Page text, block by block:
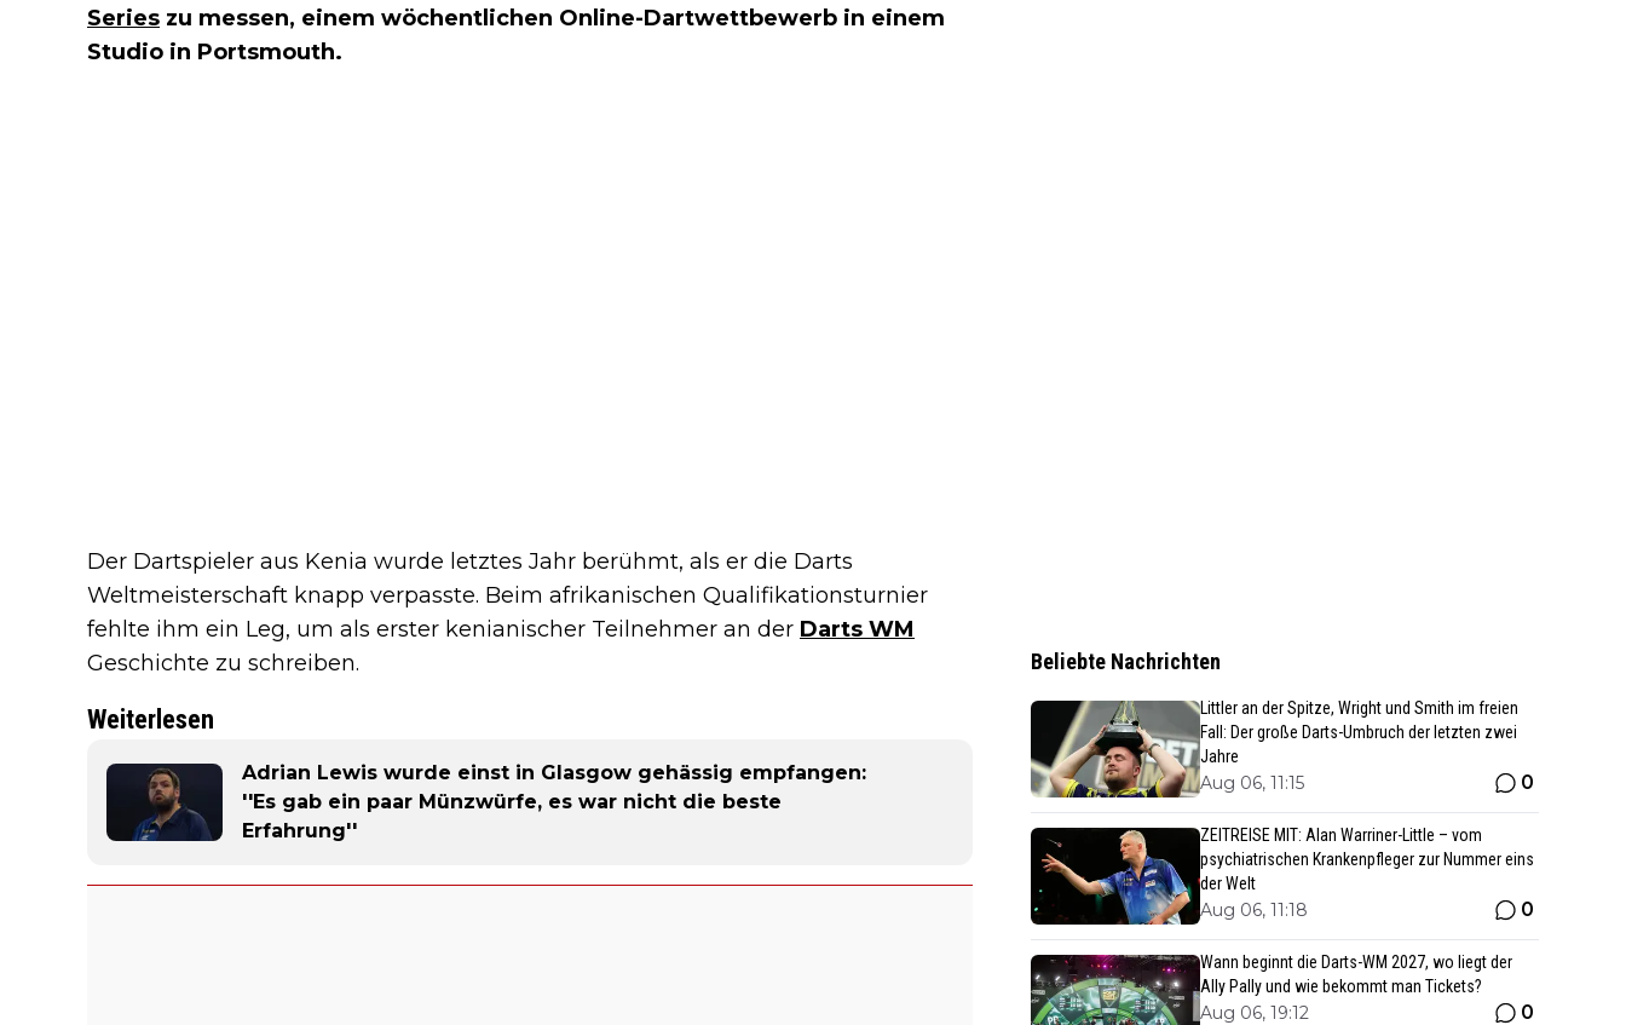
Series zu messen, einem wöchentlichen Online-Dartwettbewerb in einem
Studio in Portsmouth.
Der Dartspieler aus Kenia wurde letztes Jahr berühmt, als er die Darts
Weltmeisterschaft knapp verpasste. Beim afrikanischen Qualifikationsturnier
fehlte ihm ein Leg, um als erster kenianischer Teilnehmer an der Darts WM
Geschichte zu schreiben.
Weiterlesen
Adrian Lewis wurde einst in Glasgow gehässig empfangen:
''Es gab ein paar Münzwürfe, es war nicht die beste
Erfahrung''
Beliebte Nachrichten
Littler an der Spitze, Wright und Smith im freien
Fall: Der große Darts-Umbruch der letzten zwei
Jahre
Aug 06, 11:15 0
ZEITREISE MIT: Alan Warriner-Little – vom
psychiatrischen Krankenpfleger zur Nummer eins
der Welt
Aug 06, 11:18 0
Wann beginnt die Darts-WM 2027, wo liegt der
Ally Pally und wie bekommt man Tickets?
Aug 06, 19:12 0